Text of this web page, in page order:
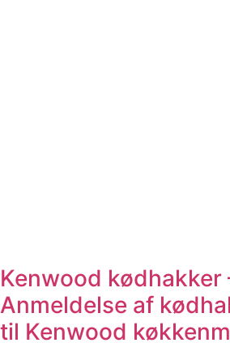
Kenwood kødhakker
Anmeldelse af
til Kenwood